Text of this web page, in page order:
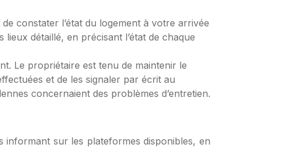
constater l’état du logement à votre arrivée
détaillé, en précisant l’état de chaque
Le propriétaire est tenu de maintenir le
et de les signaler par écrit au
concernaient des problèmes d’entretien.
sur les plateformes disponibles, en